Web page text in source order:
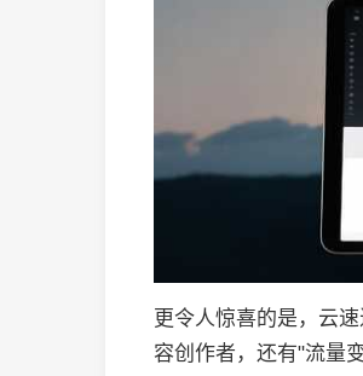
更令人惊喜的是，云
容创作者，还有"流量